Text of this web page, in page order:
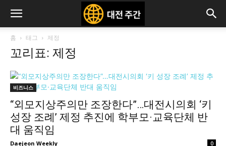
홈 태그 제정
꼬리표: 제정
비즈니스
“외모지상주의만 조장한다”…대전시의회 ‘키
성장 조례’ 제정 추진에 학부모·교육단체 반
대 움직임
Daejeon Weekly 0